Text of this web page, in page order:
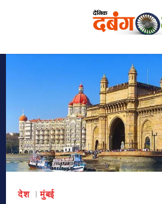
देश
मुंबई